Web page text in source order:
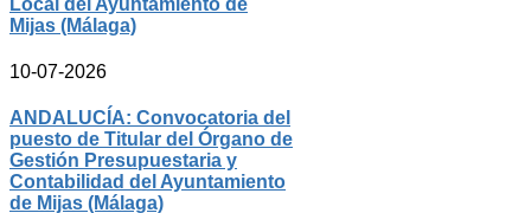
Local del Ayuntamiento de
Mijas (Málaga)
10-07-2026
ANDALUCÍA: Convocatoria del
puesto de Titular del Órgano de
Gestión Presupuestaria y
Contabilidad del Ayuntamiento
de Mijas (Málaga)